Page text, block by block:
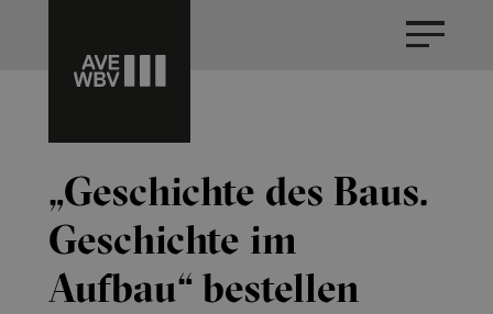
„Geschichte des Baus.
Geschichte im
Aufbau“ bestellen